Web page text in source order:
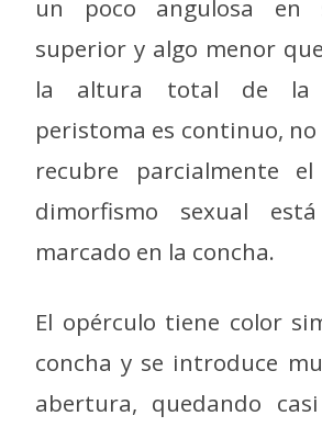
un poco angulosa en
superior y algo menor
la altura total de la
peristoma es continuo,
recubre parcialmente
dimorfismo sexual
marcado en la concha.
El opérculo tiene color
concha y se introduce
abertura, quedando